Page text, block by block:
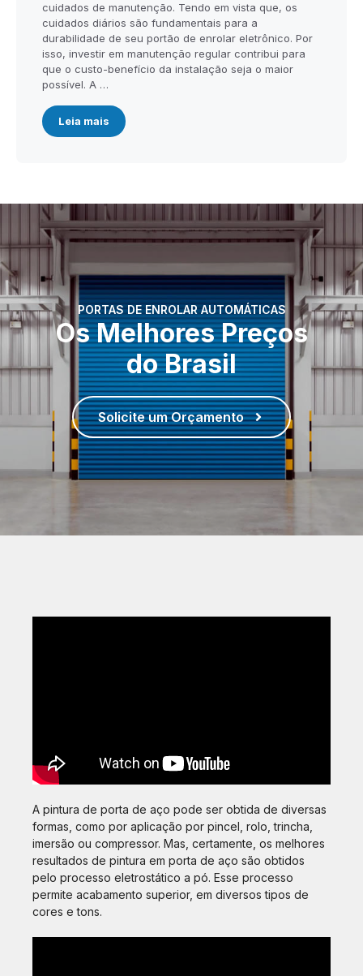
cuidados de manutenção. Tendo em vista que, os
cuidados diários são fundamentais para a
durabilidade de seu portão de enrolar eletrônico. Por
isso, investir em manutenção regular contribui para
que o custo-benefício da instalação seja o maior
possível. A …
Leia mais
PORTAS DE ENROLAR AUTOMÁTICAS
Os Melhores Preços
do Brasil
Solicite um Orçamento
A pintura de porta de aço pode ser obtida de diversas
formas, como por aplicação por pincel, rolo, trincha,
imersão ou compressor. Mas, certamente, os melhores
resultados de pintura em porta de aço são obtidos
pelo processo eletrostático a pó. Esse processo
permite acabamento superior, em diversos tipos de
cores e tons.